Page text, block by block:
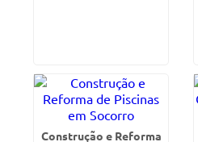
Construção e Reforma